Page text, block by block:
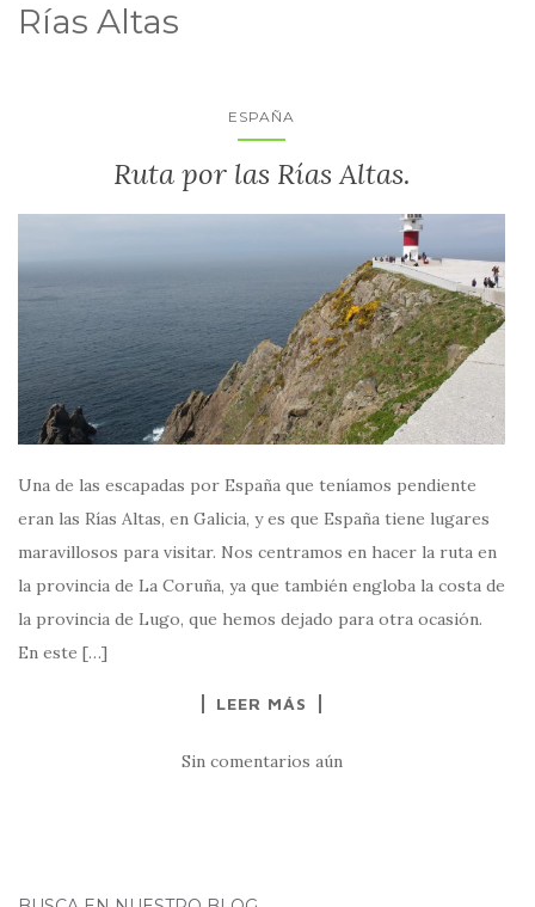
Rías Altas
ESPAÑA
Ruta por las Rías Altas.
Una de las escapadas por España que teníamos pendiente
eran las Rías Altas, en Galicia, y es que España tiene lugares
maravillosos para visitar. Nos centramos en hacer la ruta en
la provincia de La Coruña, ya que también engloba la costa de
la provincia de Lugo, que hemos dejado para otra ocasión.
En este […]
LEER MÁS
Sin comentarios aún